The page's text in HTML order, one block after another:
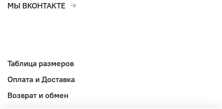
МЫ ВКОНТАКТЕ
Таблица размеров
Оплата и Доставка
Возврат и обмен